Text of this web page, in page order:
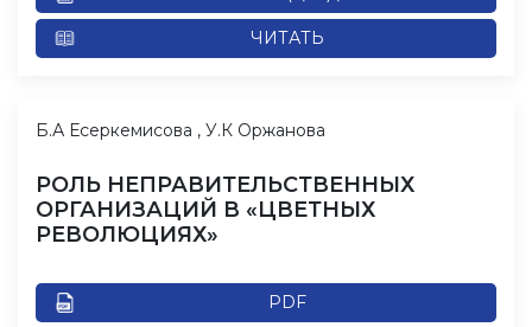
ЧИТАТЬ
Б.А Есеркемисова , У.К Оржанова
РОЛЬ НЕПРАВИТЕЛЬСТВЕННЫХ
ОРГАНИЗАЦИЙ В «ЦВЕТНЫХ
РЕВОЛЮЦИЯХ»
PDF